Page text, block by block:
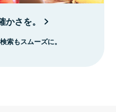
さを。
索もスムーズに。